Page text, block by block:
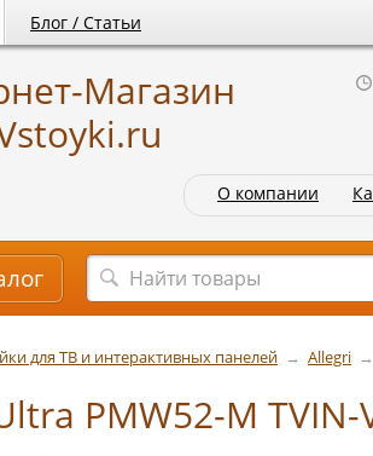
Блог / Статьи
Магазин
О компании
для ТВ и интерактивных панелей → Allegri →
PMW52-M